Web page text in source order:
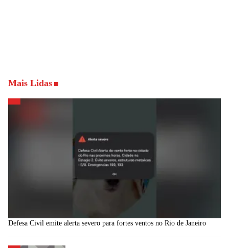
Mais Lidas
Defesa Civil emite alerta severo para fortes ventos no Rio de Janeiro